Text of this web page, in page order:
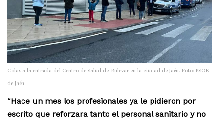
Colas a la entrada del Centro de Salud del Bulevar en la ciudad de Jaén. Foto: PSOE
de Jaén.
“Hace un mes los profesionales ya le pidieron por
escrito que reforzara tanto el personal sanitario y no